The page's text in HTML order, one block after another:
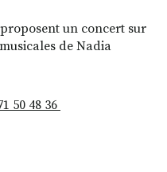
un concert sur
de Nadia
50 48 36